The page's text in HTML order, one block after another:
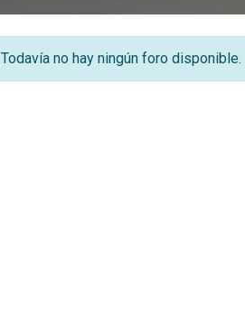
Todavía no hay ningún foro disponible.